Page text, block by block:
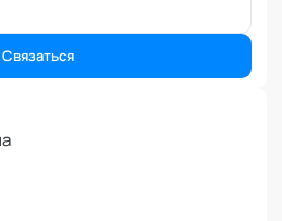
и созависимость
команде
и маркетинг
Связаться